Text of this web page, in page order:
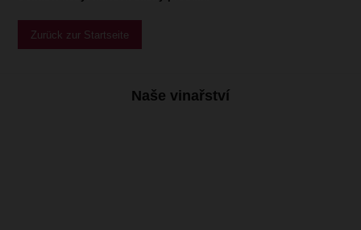
Zurück zur Startseite
Naše vinařství